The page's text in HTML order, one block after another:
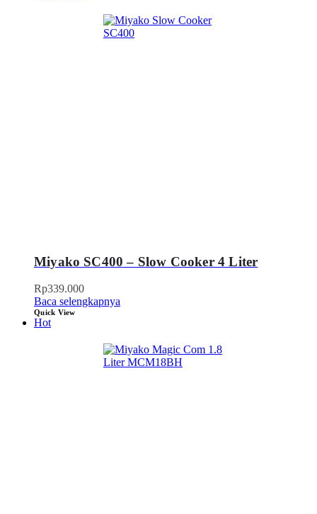
Miyako SC400 – Slow Cooker 4 Liter
Rp339.000
Baca selengkapnya
Quick View
Hot